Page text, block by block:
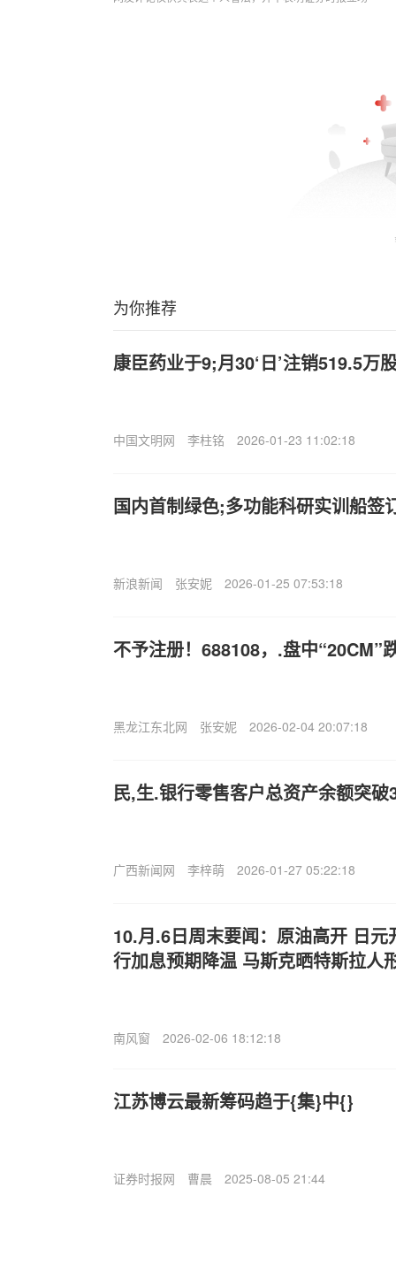
为你推荐
康臣药业于9;月30‘日’注销519.5万
中国文明网 李柱铭 2026-01-23 11:02:18
国内首制绿色;多功能科研实训船签
新浪新闻 张安妮 2026-01-25 07:53:18
不予注册！688108，.盘中“20CM”
黑龙江东北网 张安妮 2026-02-04 20:07:18
民,生.银行零售客户总资产余额突
广西新闻网 李梓萌 2026-01-27 05:22:18
10.月.6日周末要闻：原油高开 日
行加息预期降温 马斯克晒特斯拉人
南风窗 2026-02-06 18:12:18
江苏博云最新筹码趋于{集}中{}
证券时报网 曹晨 2025-08-05 21:44